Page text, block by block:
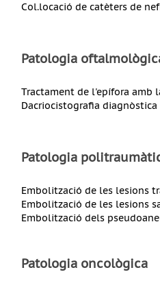
Col.locació de catèters de
Patologia
Tractament de l'epífora amb
Dacriocistografia diagnòstica
Patologia
Embolització de les lesions
Embolització de les lesions
Embolització dels
Patologia oncològica